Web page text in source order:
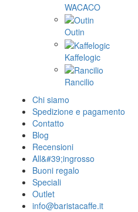
WACACO
Outin
Kaffelogic
Rancilio
Chi siamo
Spedizione e pagamento
Contatto
Blog
Recensioni
All&#39;ingrosso
Buoni regalo
Speciali
Outlet
info@baristacaffe.it